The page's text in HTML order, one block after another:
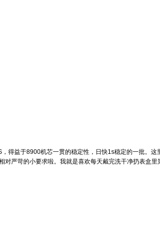
得益于8900机芯一贯的稳定性，日快1s稳定的一批。
对严苛的小要求啦。我就是喜欢每天戴完洗干净扔表盒里